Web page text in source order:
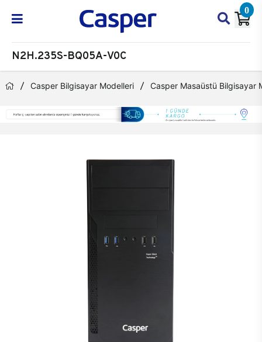
0
N2H.235S-BQ05A-V0C
Casper Bilgisayar Modelleri Casper Masaüstü Bilgisayar